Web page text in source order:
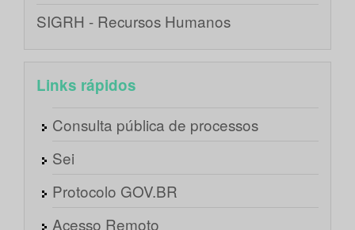
SIGRH - Recursos Humanos
Links rápidos
Consulta pública de processos
Sei
Protocolo GOV.BR
Acesso Remoto